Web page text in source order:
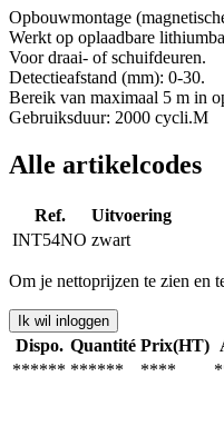
Opbouwmontage
Werkt op oplaadbare
Voor draai- of schuifdeuren.
Detectieafstand (mm): 0-30.
Bereik van maximaal 5 m in
Gebruiksduur: 2000 cycli.M
Alle artikelcodes
Ref.
Uitvoering
INT54NO zwart
Om je nettoprijzen te zien en
Ik wil inloggen
Dispo. Quantité Prix(HT)
****** ****** ****